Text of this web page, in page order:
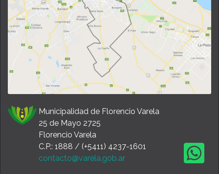
Municipalidad de Florencio Varela
25 de Mayo 2725
Florencio Varela
C.P.: 1888 / (+5411) 4237-1601
contacto@varela.gob.ar